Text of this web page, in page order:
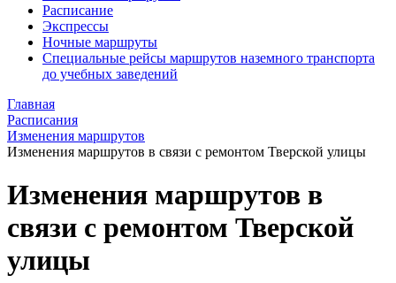
Расписание
Экспрессы
Ночные маршруты
Специальные рейсы маршрутов наземного транспорта
до учебных заведений
Главная
Расписания
Изменения маршрутов
Изменения маршрутов в связи с ремонтом Тверской улицы
Изменения маршрутов в
связи с ремонтом Тверской
улицы